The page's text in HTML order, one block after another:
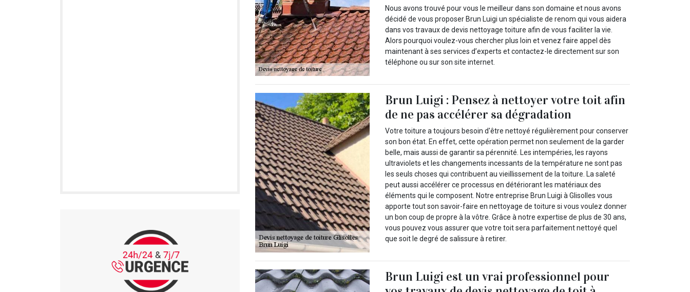
Nous avons trouvé pour vous le meilleur dans son domaine et nous avons
décidé de vous proposer Brun Luigi un spécialiste de renom qui vous aidera
dans vos travaux de devis nettoyage toiture afin de vous faciliter la vie.
Alors pourquoi voulez-vous chercher plus loin et venez faire appel dès
maintenant à ses services d’experts et contactez-le directement sur son
téléphone ou sur son site internet.
Brun Luigi : Pensez à nettoyer votre toit afin
de ne pas accélérer sa dégradation
Votre toiture a toujours besoin d'être nettoyé régulièrement pour conserver
son bon état. En effet, cette opération permet non seulement de la garder
belle, mais aussi de garantir sa pérennité. Les intempéries, les rayons
ultraviolets et les changements incessants de la température ne sont pas
les seuls choses qui contribuent au vieillissement de la toiture. La saleté
peut aussi accélérer ce processus en détériorant les matériaux des
éléments qui le composent. Notre entreprise Brun Luigi à Glisolles vous
apporte tout son savoir-faire en nettoyage de toiture si vous voulez donner
un bon coup de propre à la vôtre. Grâce à notre expertise de plus de 30 ans,
vous pouvez vous assurer que votre toit sera parfaitement nettoyé quel
que soit le degré de salissure à retirer.
Brun Luigi est un vrai professionnel pour